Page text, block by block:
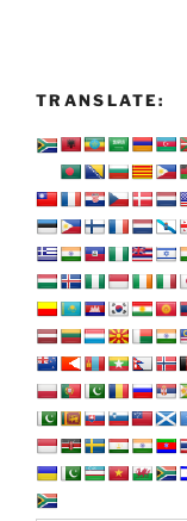
TRANSLATE: